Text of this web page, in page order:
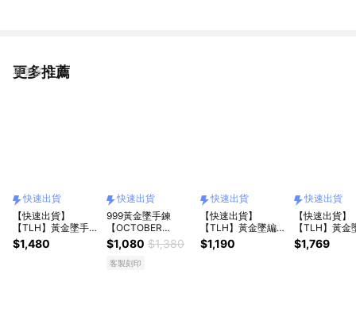
更多推薦
看更多
快速出貨
【快速出貨】
【TLH】黃金墜手鍊
純金999 多選 山茶
花雙鑽 約重0.03錢
$1,480
快速出貨
999黃金墜手鍊
【OCTOBER
16Th】生日禮物 閨
蜜禮物 情人節禮物
女友禮物 交換禮物
$1,080 $1,380
客製刻印
快速出貨
【快速出貨】
【TLH】黃金墜編織
手鍊 純金999 多選
招財貓幸運紅繩×誕
$1,190
快速出貨
【快速出貨】
【TLH】黃金
心有喵屬 約
錢±0.01 附贈
$1,769